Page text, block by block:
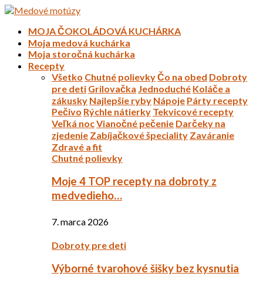
MOJA ČOKOLÁDOVÁ KUCHÁRKA
Moja medová kuchárka
Moja storočná kuchárka
Recepty
Všetko Chutné polievkyČo na obed Dobroty
pre deti Grilovačka Jednoduché Koláče a
zákusky Najlepšie ryby Nápoje Párty recepty
Pečivo Rýchle nátierky Tekvicové recepty
Veľká nocVianočné pečenie Darčeky na
zjedenie Zabíjačkové špeciality Zaváranie
Zdravé a fit
Chutné polievky
Moje 4 TOP recepty na dobroty z
medvedieho…
7. marca 2026
Dobroty pre deti
Výborné tvarohové šišky bez kysnutia